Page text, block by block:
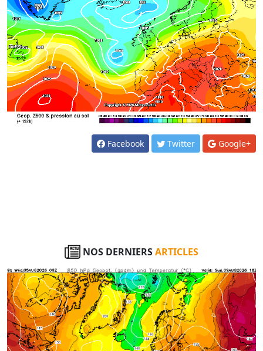
Facebook Twitter Google+
NOS DERNIERSARTICLES